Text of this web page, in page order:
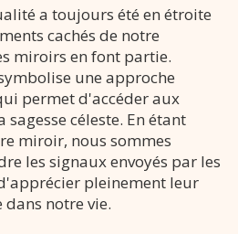
a toujours été en étroite
cachés de notre
miroirs en font partie.
une approche
permet d'accéder aux
sagesse céleste. En étant
miroir, nous sommes
les signaux envoyés par les
pleinement leur
notre vie.